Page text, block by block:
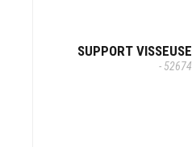
SUPPORT
-